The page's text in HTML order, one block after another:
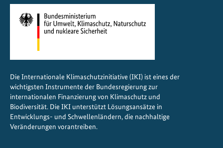
d
e
g
o
l
e
Die Internationale Klimaschutzinitiative (IKI) ist eines der
wichtigsten Instrumente der Bundesregierung zur
internationalen Finanzierung von Klimaschutz und
Biodiversität. Die IKI unterstützt Lösungsansätze in
Entwicklungs- und Schwellenländern, die nachhaltige
Veränderungen vorantreiben.